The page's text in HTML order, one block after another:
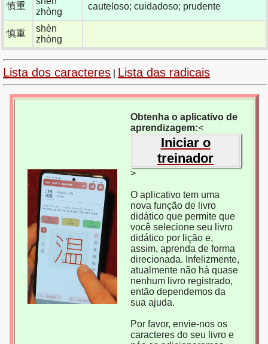
慎重
zhòng
cauteloso; cuidadoso; prudente
慎重
shèn
zhòng
Lista dos caracteres Lista das radicais
Obtenha o aplicativo de
aprendizagem:<
Iniciar o
treinador
>
O aplicativo tem uma
nova função de livro
didático que permite que
você selecione seu livro
didático por lição e,
assim, aprenda de forma
direcionada. Infelizmente,
atualmente não há quase
nenhum livro registrado,
então dependemos da
sua ajuda.
Por favor, envie-nos os
caracteres do seu livro e